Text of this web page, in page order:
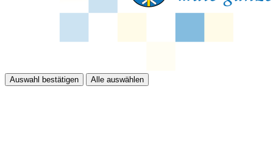
Auswahl bestätigen Alle auswählen